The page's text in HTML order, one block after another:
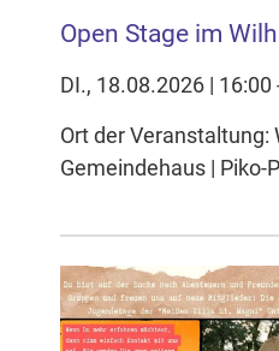
Open Stage im
DI., 18.08.2026 | 16:00
Ort der Veranstaltung:
Gemeindehaus | Piko-